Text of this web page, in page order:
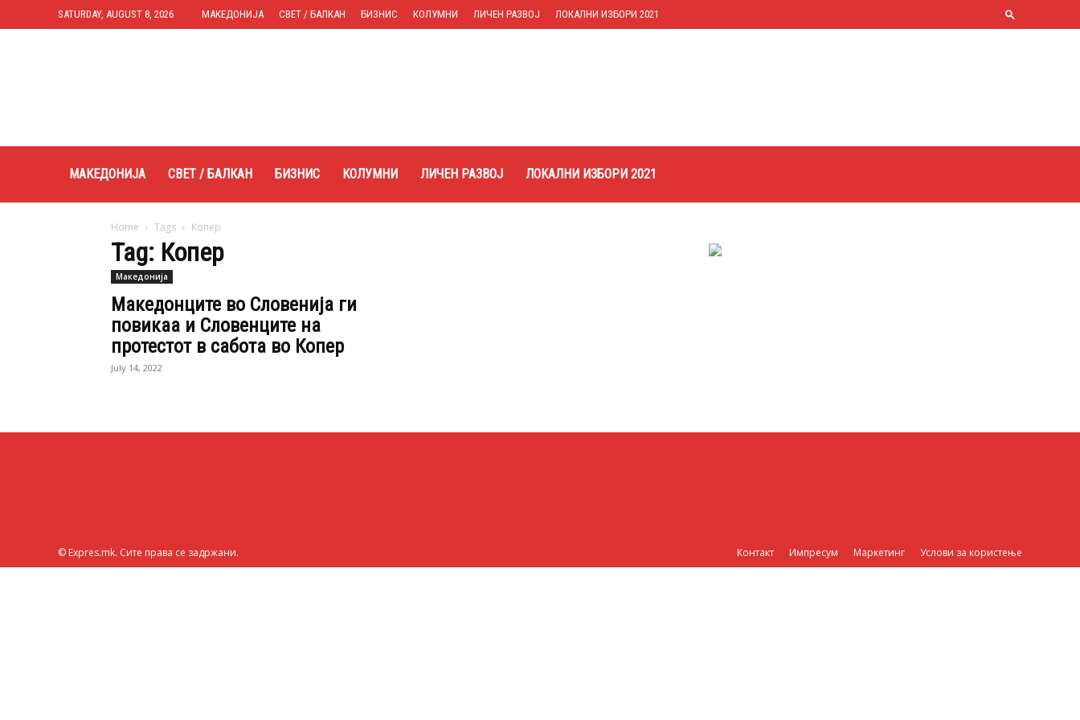
SATURDAY, AUGUST 8, 2026 МАКЕДОНИЈА СВЕТ / БАЛКАН БИЗНИС КОЛУМНИ ЛИЧЕН РАЗВОЈ ЛОКАЛНИ ИЗБОРИ 2021
МАКЕДОНИЈА СВЕТ / БАЛКАН БИЗНИС КОЛУМНИ ЛИЧЕН РАЗВОЈ ЛОКАЛНИ ИЗБОРИ 2021
Home Tags Копер
Tag: Копер
Македонија
Македонците во Словенија ги
повикаа и Словенците на
протестот в сабота во Копер
July 14, 2022
Контакт Импресум Маркетинг Услови за користење
© Expres.mk. Сите права се задржани.